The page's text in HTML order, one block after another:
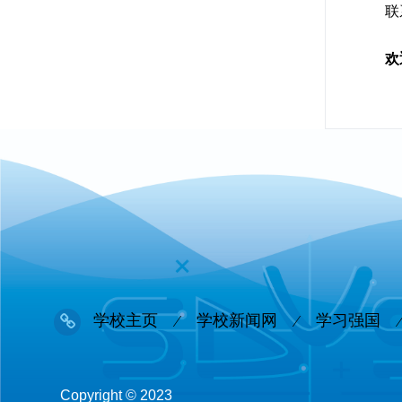
联
欢
学校主页 学校新闻网 学习强国
Copyright © 2023